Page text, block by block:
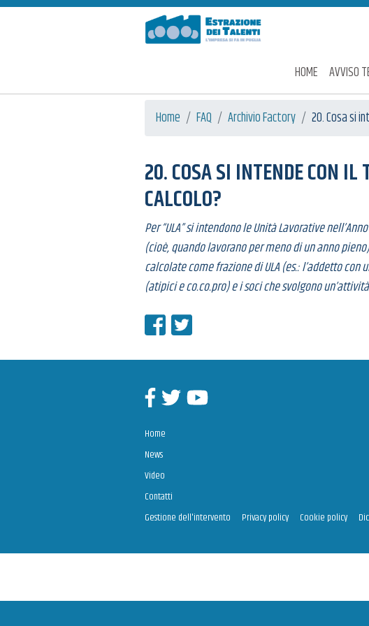
Estrazione dei Talenti
HOME AVVISO
Home FAQ Archivio Factory 20. Cosa si
20. COSA SI INTENDE CON
CALCOLO?
Per “ULA” si intendono le Unità Lavorative
(cioè, quando lavorano per meno di un anno
calcolate come frazione di ULA (es.: l’addetto
(atipici e co.co.pro) e i soci che svolgono
Condividi su Facebook
Condividi su Twitter
Facebook
Twitter Youtube
Home
News
Video
Contatti
Gestione dell'intervento Privacy policy Cookie policy